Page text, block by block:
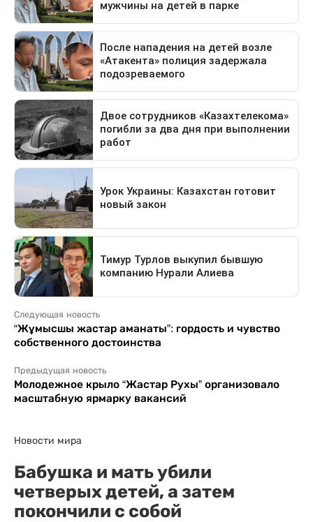
Следующая новость
“Жұмысшы жастар аманаты”: гордость и чувство
собственного достоинства
Предыдущая новость
Молодежное крыло “Жастар Рухы” организовало
масштабную ярмарку вакансий
Новости мира
Бабушка и мать убили
четверых детей, а затем
покончили с собой